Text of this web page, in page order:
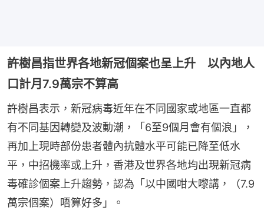
許樹昌指世界各地新冠個案也呈上升 以內地人
口計月7.9萬宗不算高
許樹昌表示，新冠病毒近年在不同國家或地區一直都
有不同基因轉變及波動潮，「6至9個月會有個浪」，
再加上現時部份患者體內抗體水平可能已降至低水
平，中招機率或上升，香港及世界各地均出現新冠病
毒確診個案上升趨勢，認為「以中國咁大嚟講，（7.9
萬宗個案）唔算好多」。